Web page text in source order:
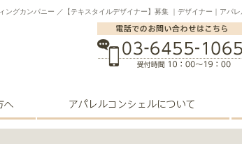
ングカンパニー ／【テキスタイルデザイナー】募集 ｜デザイナー｜アパ